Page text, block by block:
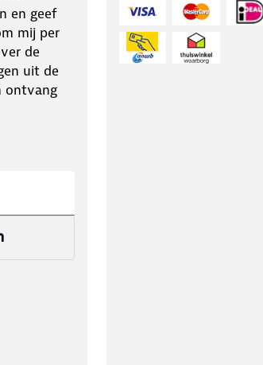
en geef
mij per
de
uit de
ontvang